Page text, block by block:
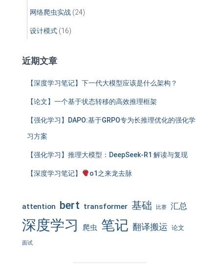
网络爬虫实战 (24)
设计模式 (16)
近期文章
【深度学习笔记】下一代大模型应该是什么架构？
【论文】一个基于状态转移的高效推理框架
【强化学习】DAPO:基于GRPO专为长推理优化的强化学
习方案
【强化学习】推理大模型：DeepSeek-R1 解读与复现
【深度学习笔记】 o1之来龙去脉
attention bert transformer 基础 比赛 汇总
深度学习 爬虫 笔记 翻译搬运 论文
面试